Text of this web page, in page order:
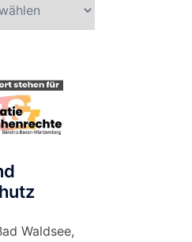
Waldsee,